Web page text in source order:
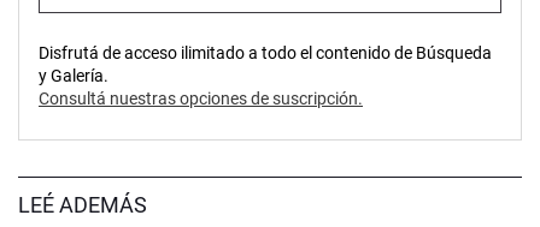
Disfrutá de acceso ilimitado a todo el contenido de Búsqueda
y Galería.
Consultá nuestras opciones de suscripción.
LEÉ ADEMÁS